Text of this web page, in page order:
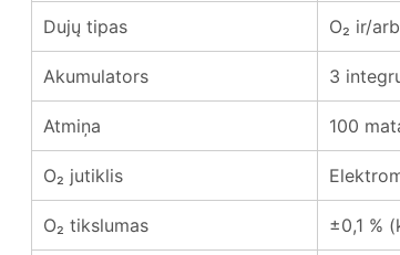
Dujų tipas O₂ ir/
Akumulators 3
Atmiņa 100
O₂ jutiklis
O₂ tikslumas ±0,1 %